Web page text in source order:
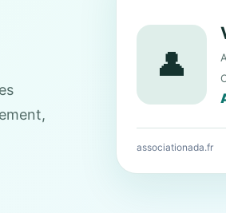
👤
associationada.fr